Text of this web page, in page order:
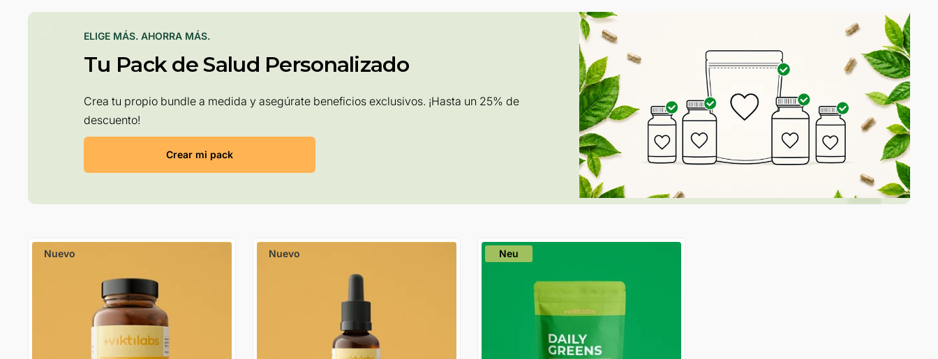
ELIGE MÁS. AHORRA MÁS.
Tu Pack de Salud Personalizado
Crea tu propio bundle a medida y asegúrate beneficios exclusivos. ¡Hasta un 25% de
descuento!
Crear mi pack
Nuevo Nuevo Neu